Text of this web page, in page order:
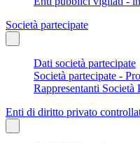
Società partecipate
Dati società partecipate
Società partecipate -
Rappresentanti Società
Enti di diritto privato